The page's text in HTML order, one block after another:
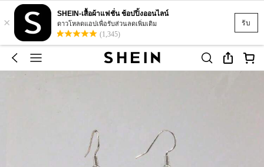
รับ
×
SHEIN-เสื้อผ้าแฟชั่น ช้อปปิ้งออนไลน์
ดาวโหลดแอปเพื่อรับส่วนลดเพิ่มเติม
(1,345)